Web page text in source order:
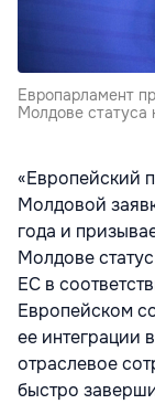
Европарламент
Молдове статуса
«Европейский
Молдовой
года и
Молдове
ЕС в
Европейском
ее интеграции
отраслевое
быстро